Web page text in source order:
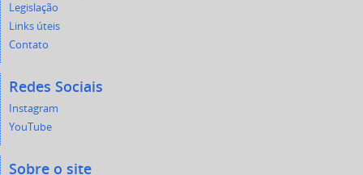
Legislação
Links úteis
Contato
Redes Sociais
Instagram
YouTube
Sobre o site